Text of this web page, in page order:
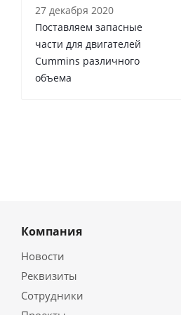
27 декабря 2020
Поставляем запасные
части для двигателей
Cummins различного
объема
Компания
Новости
Реквизиты
Сотрудники